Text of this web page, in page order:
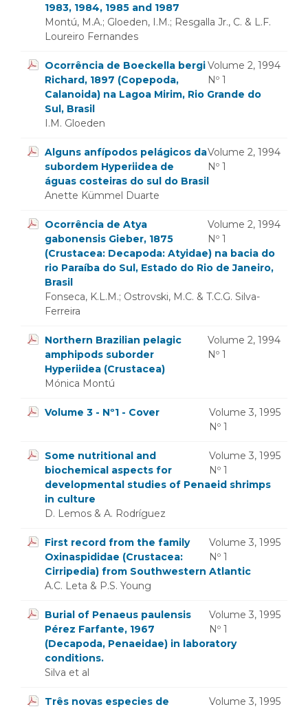
1983, 1984, 1985 and 1987
Montú, M.A.; Gloeden, I.M.; Resgalla Jr., C. & L.F.
Loureiro Fernandes
Volume 2, 1994
Nº 1
Ocorrência de Boeckella bergi
Richard, 1897 (Copepoda,
Calanoida) na Lagoa Mirim, Rio Grande do
Sul, Brasil
I.M. Gloeden
Volume 2, 1994
Nº 1
Alguns anfípodos pelágicos da
subordem Hyperiidea de
águas costeiras do sul do Brasil
Anette Kümmel Duarte
Volume 2, 1994
Nº 1
Ocorrência de Atya
gabonensis Gieber, 1875
(Crustacea: Decapoda: Atyidae) na bacia do
rio Paraíba do Sul, Estado do Rio de Janeiro,
Brasil
Fonseca, K.L.M.; Ostrovski, M.C. & T.C.G. Silva-
Ferreira
Volume 2, 1994
Nº 1
Northern Brazilian pelagic
amphipods suborder
Hyperiidea (Crustacea)
Mónica Montú
Volume 3, 1995
Nº 1
Volume 3 - Nº1 - Cover
Volume 3, 1995
Nº 1
Some nutritional and
biochemical aspects for
developmental studies of Penaeid shrimps
in culture
D. Lemos & A. Rodríguez
Volume 3, 1995
Nº 1
First record from the family
Oxinaspididae (Crustacea:
Cirripedia) from Southwestern Atlantic
A.C. Leta & P.S. Young
Volume 3, 1995
Nº 1
Burial of Penaeus paulensis
Pérez Farfante, 1967
(Decapoda, Penaeidae) in laboratory
conditions.
Silva et al
Volume 3, 1995
Três novas especies de